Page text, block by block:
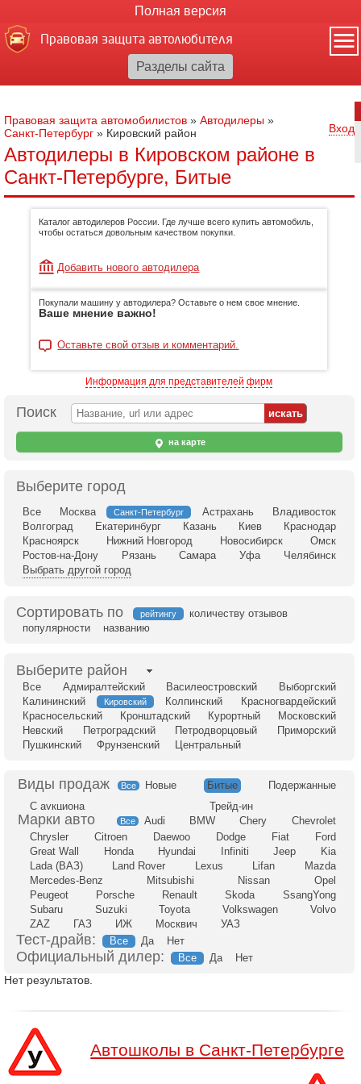
Полная версия
Правовая защита автолюбителя
Правовая защита автомобилистов » Автодилеры »
Санкт-Петербург » Кировский район Вход
Автодилеры в Кировском районе в
Санкт-Петербурге, Битые
Каталог автодилеров России. Где лучше всего купить автомобиль,
чтобы остаться довольным качеством покупки.
Добавить нового автодилера
Покупали машину у автодилера? Оставьте о нем свое мнение.
Ваше мнение важно!
Оставьте свой отзыв и комментарий.
Информация для представителей фирм
Поиск
на карте
Выберите город
Все Москва Санкт-Петербург Астрахань
Владивосток
Волгоград
Екатеринбург Казань Киев
Краснодар
Красноярск
Нижний Новгород Новосибирск
Омск
Ростов-на-Дону
Рязань Самара Уфа
Челябинск
Выбрать другой город
Сортировать по рейтингу
количеству отзывов
популярности
названию
Выберите район
Все Адмиралтейский Василеостровский
Выборгский
Калининский
Кировский Колпинский
Красногвардейский
Красносельский
Кронштадский Курортный
Московский
Невский
Петроградский Петродворцовый
Приморский
Пушкинский
Фрунзенский Центральный
Все Новые Битые
Подержанные
С аукциона
Трейд-ин
Все Audi BMW Chery
Chevrolet
Chrysler
Citroen Daewoo Dodge Fiat
Ford
Great Wall
Honda Hyundai Infiniti Jeep
Kia
Lada (ВАЗ)
Land Rover Lexus Lifan
Mazda
Mercedes-Benz
Mitsubishi Nissan
Opel
Peugeot
Porsche Renault Skoda
SsangYong
Subaru
Suzuki Toyota Volkswagen
Volvo
ZAZ
ГАЗ ИЖ Москвич УАЗ
Тест-драйв: Все Да Нет
Официальный дилер: Все Да Нет
Нет результатов.
Автошколы в Санкт-Петербурге